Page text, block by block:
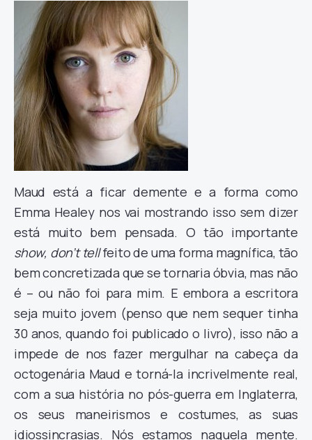
Maud está a ficar demente e a forma como
Emma Healey nos vai mostrando isso sem dizer
está muito bem pensada. O tão importante
show, don’t tellfeito de uma forma magnífica, tão
bem concretizada que se tornaria óbvia, mas não
é – ou não foi para mim. E embora a escritora
seja muito jovem (penso que nem sequer tinha
30 anos, quando foi publicado o livro), isso não a
impede de nos fazer mergulhar na cabeça da
octogenária Maud e torná-la incrivelmente real,
com a sua história no pós-guerra em Inglaterra,
os seus maneirismos e costumes, as suas
idiossincrasias. Nós estamos naquela mente.